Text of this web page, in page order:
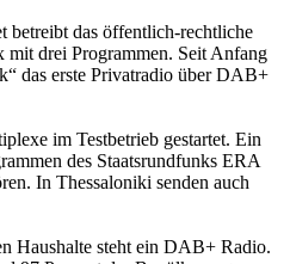
betreibt das öffentlich-rechtliche
drei Programmen. Seit Anfang
das erste Privatradio über DAB+
im Testbetrieb gestartet. Ein
des Staatsrundfunks ERA
In Thessaloniki senden auch
Haushalte steht ein DAB+ Radio.